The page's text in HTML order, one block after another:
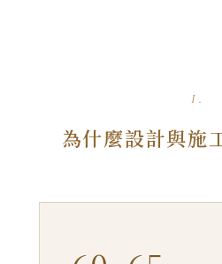
I.
為什麼設計與施